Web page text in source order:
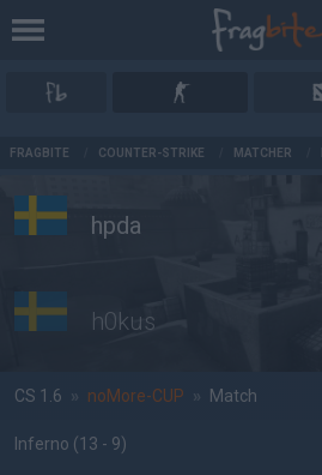
FRAGBITE COUNTER-STRIKE MATCHER
hpda
h0kus
CS 1.6 » noMore-CUP » Match
Inferno (13 - 9)